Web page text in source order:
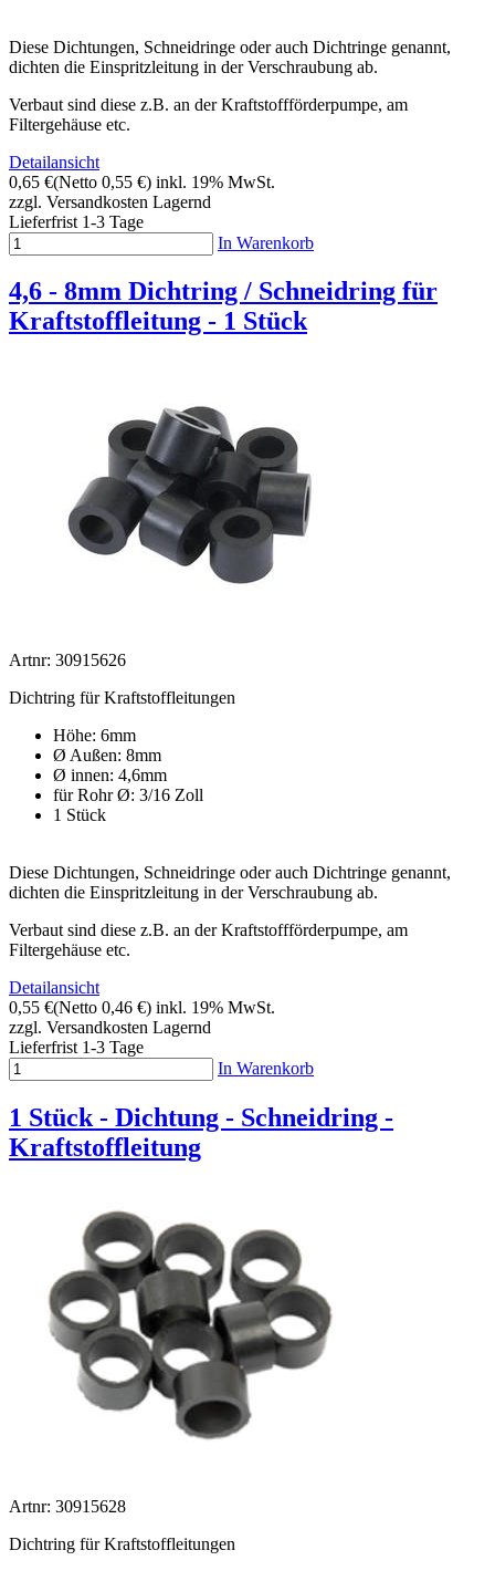
Diese Dichtungen, Schneidringe oder auch Dichtringe genannt,
dichten die Einspritzleitung in der Verschraubung ab.
Verbaut sind diese z.B. an der Kraftstoffförderpumpe, am
Filtergehäuse etc.
Detailansicht
0,65 €(Netto 0,55 €) inkl. 19% MwSt.
zzgl. Versandkosten Lagernd
Lieferfrist 1-3 Tage
In Warenkorb
4,6 - 8mm Dichtring / Schneidring für
Kraftstoffleitung - 1 Stück
Artnr: 30915626
Dichtring für Kraftstoffleitungen
Höhe: 6mm
Ø Außen: 8mm
Ø innen: 4,6mm
für Rohr Ø: 3/16 Zoll
1 Stück
Diese Dichtungen, Schneidringe oder auch Dichtringe genannt,
dichten die Einspritzleitung in der Verschraubung ab.
Verbaut sind diese z.B. an der Kraftstoffförderpumpe, am
Filtergehäuse etc.
Detailansicht
0,55 €(Netto 0,46 €) inkl. 19% MwSt.
zzgl. Versandkosten Lagernd
Lieferfrist 1-3 Tage
In Warenkorb
1 Stück - Dichtung - Schneidring -
Kraftstoffleitung
Artnr: 30915628
Dichtring für Kraftstoffleitungen